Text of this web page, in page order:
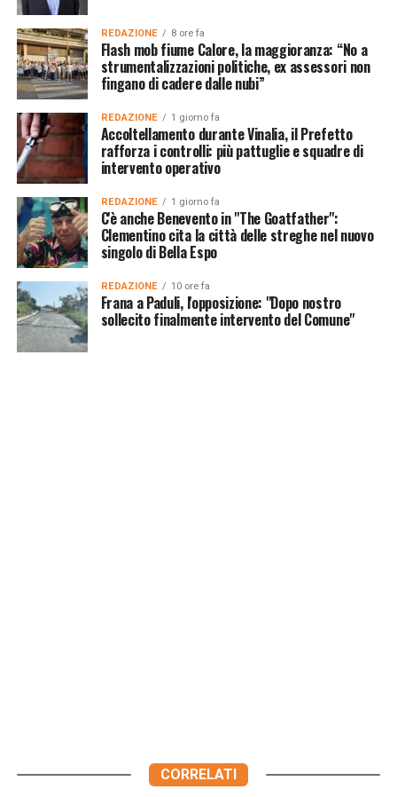
REDAZIONE 8 ore fa
Flash mob fiume Calore, la maggioranza: “No a
strumentalizzazioni politiche, ex assessori non
fingano di cadere dalle nubi”
REDAZIONE 1 giorno fa
Accoltellamento durante Vinalia, il Prefetto
rafforza i controlli: più pattuglie e squadre di
intervento operativo
REDAZIONE 1 giorno fa
C'è anche Benevento in "The Goatfather":
Clementino cita la città delle streghe nel nuovo
singolo di Bella Espo
REDAZIONE 10 ore fa
Frana a Paduli, l'opposizione: "Dopo nostro
sollecito finalmente intervento del Comune"
CORRELATI